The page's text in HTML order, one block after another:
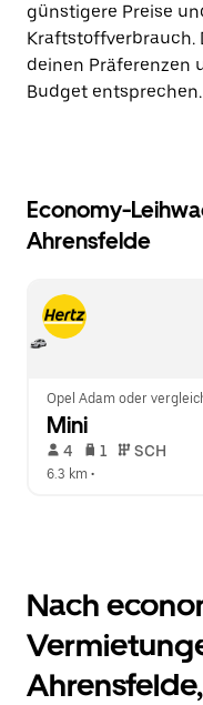
günstigere Preise
Kraftstoffverbrauch.
deinen Präferenzen
Budget entsprechen.
Economy-
Ahrensfelde
Opel Adam oder
Mini
4 1 SCH
6.3 km •
Nach